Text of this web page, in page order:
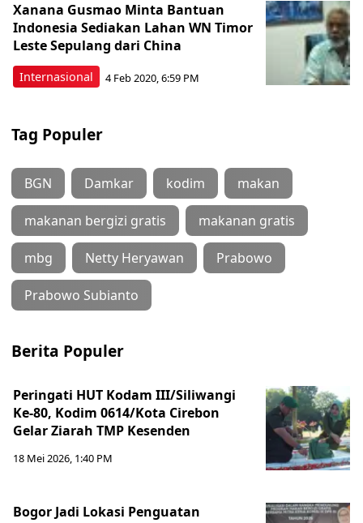
Internasional
Xanana Gusmao Minta Bantuan
Indonesia Sediakan Lahan WN Timor
Leste Sepulang dari China
4 Feb 2020, 6:59 PM
Tag Populer
BGN Damkar kodim makan
makanan bergizi gratis makanan gratis
mbg Netty Heryawan Prabowo
Prabowo Subianto
Berita Populer
Peringati HUT Kodam III/Siliwangi
Ke-80, Kodim 0614/Kota Cirebon
Gelar Ziarah TMP Kesenden
18 Mei 2026, 1:40 PM
Bogor Jadi Lokasi Penguatan